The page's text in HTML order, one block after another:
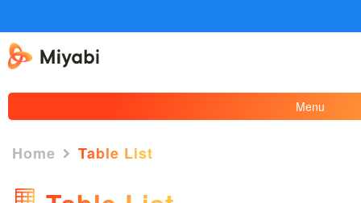
Menu
Home Table List